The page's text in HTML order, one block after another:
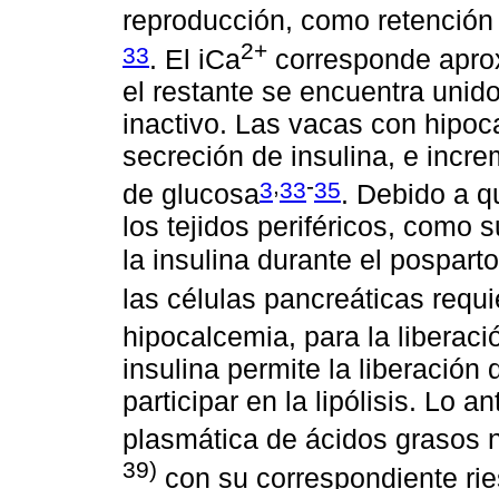
reproducción, como
33. El iCa2+ corresponde
el restante se encuentra
inactivo. Las vacas con
secreción de insulina, e
de glucosa3,33-35. Debido a
los tejidos periféricos, como
la insulina durante el
las células pancreáticas
hipocalcemia, para la
insulina permite la liberación
participar en la lipólisis. Lo
plasmática de ácidos grasos
39) con su correspondiente